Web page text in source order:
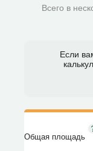
Всего в
Если
Общая площадь